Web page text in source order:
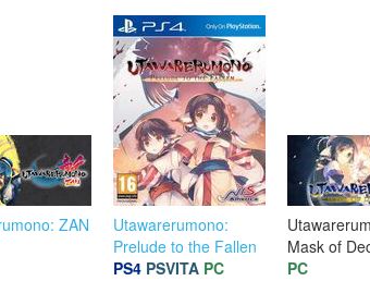
ZAN
Utawarerumono:
Prelude to the Fallen
PS4 PSVITA PC
Mask of
PC